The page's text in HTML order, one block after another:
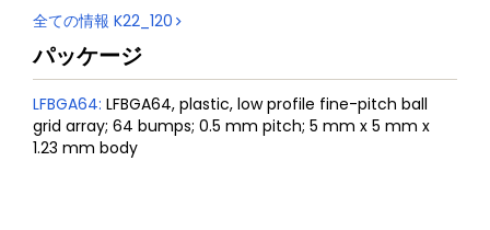
全ての情報 K22_120
パッケージ
LFBGA64: LFBGA64, plastic, low profile fine-pitch ball
grid array; 64 bumps; 0.5 mm pitch; 5 mm x 5 mm x
1.23 mm body